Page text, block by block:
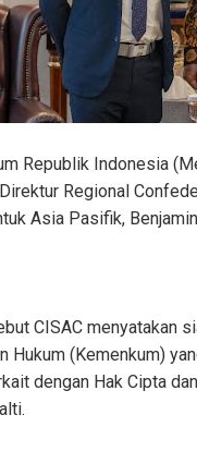
Republik Indonesia
Regional
Asia Pasifik,
CISAC menyatakan
Hukum (Kemenkum)
dengan Hak Cipta